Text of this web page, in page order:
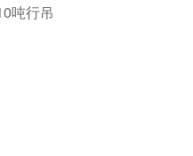
吨行吊